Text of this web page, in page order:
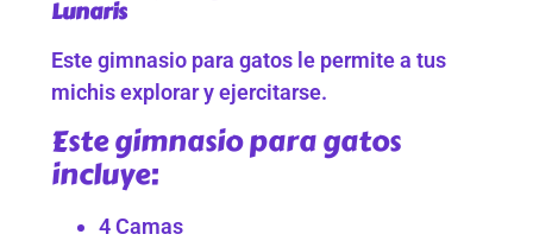
Lunaris
Este gimnasio para gatos le permite a tus
michis explorar y ejercitarse.
Este gimnasio para gatos
incluye:
4 Camas